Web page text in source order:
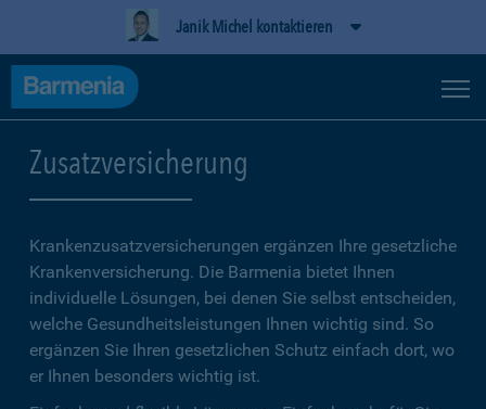
Janik Michel kontaktieren
Zusatzversicherung
Krankenzusatzversicherungen ergänzen Ihre gesetzliche
Kranken­versicherung. Die Barmenia bietet Ihnen
individuelle Lösungen, bei denen Sie selbst entscheiden,
welche Gesundheitsleistungen Ihnen wichtig sind. So
ergänzen Sie Ihren gesetzlichen Schutz einfach dort, wo
er Ihnen besonders wichtig ist.